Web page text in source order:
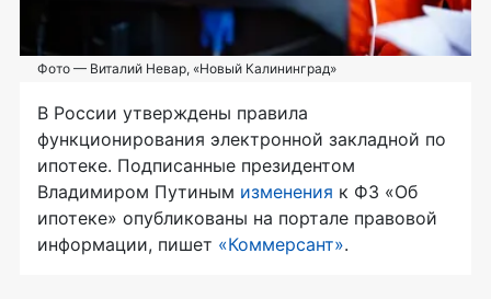
Фото — Виталий Невар, «Новый Калининград»
В России утверждены правила
функционирования электронной закладной по
ипотеке. Подписанные президентом
Владимиром Путиным изменения к ФЗ «Об
ипотеке» опубликованы на портале правовой
информации, пишет «Коммерсант».